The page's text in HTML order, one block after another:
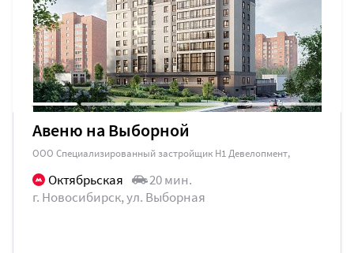
Авеню на Выборной
ООО Специализированный застройщик Н1 Девелопмент,
Октябрьская
20 мин.
г. Новосибирск, ул. Выборная